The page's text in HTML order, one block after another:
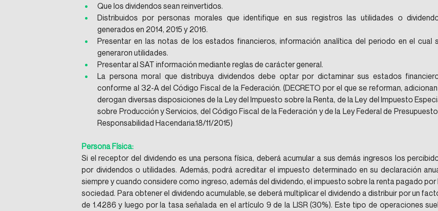
Que los dividendos sean reinvertidos.
Distribuidos por personas morales que identifique en sus registros las utilidades o
generados en 2014, 2015 y 2016.
Presentar en las notas de los estados financieros, información analítica del periodo en el cual
generaron utilidades.
Presentar al SAT información mediante reglas de carácter general.
La persona moral que distribuya dividendos debe optar por dictaminar sus estados
conforme al 32-A del Código Fiscal de la Federación. (DECRETO por el que se reforman,
derogan diversas disposiciones de la Ley del Impuesto sobre la Renta, de la Ley del Impuesto
sobre Producción y Servicios, del Código Fiscal de la Federación y de la Ley Federal de
Responsabilidad Hacendaria.18/11/2015)
Persona Física:
Si el receptor del dividendo es una persona física, deberá acumular a sus demás ingresos los
por dividendos o utilidades. Además, podrá acreditar el impuesto determinado en su declaración
siempre y cuando considere como ingreso, además del dividendo, el impuesto sobre la renta pagado por
sociedad. Para obtener el dividendo acumulable, se deberá multiplicar el dividendo a distribuir por un
de 1.4286 y luego por la tasa señalada en el artículo 9 de la LISR (30%). Este tipo de operaciones